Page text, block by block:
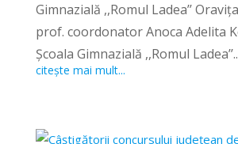
Gimnazială ,,Romul Ladea’’
prof. coordonator Anoca Adelita
Școala Gimnazială ,,Romul
citește mai mult...